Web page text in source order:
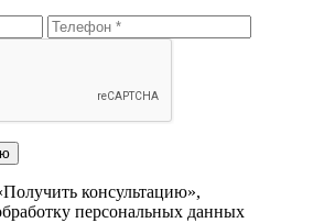
консультацию»,
персональных данных